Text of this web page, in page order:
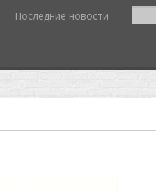
Последние новости